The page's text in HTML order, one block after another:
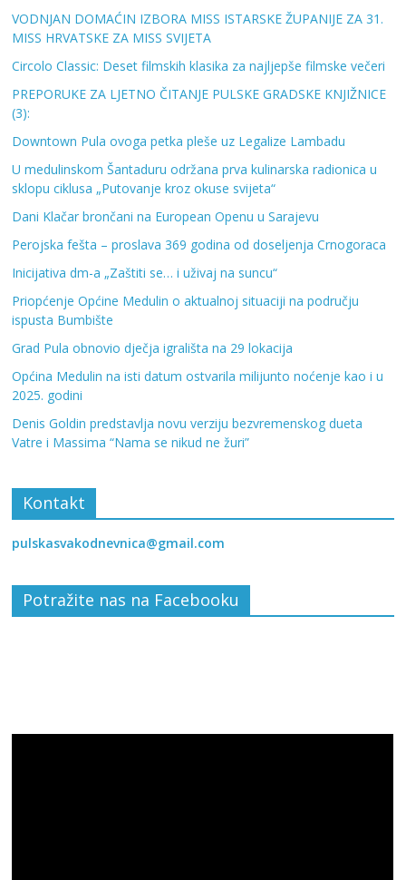
VODNJAN DOMAĆIN IZBORA MISS ISTARSKE ŽUPANIJE ZA 31.
MISS HRVATSKE ZA MISS SVIJETA
Circolo Classic: Deset filmskih klasika za najljepše filmske večeri
PREPORUKE ZA LJETNO ČITANJE PULSKE GRADSKE KNJIŽNICE
(3):
Downtown Pula ovoga petka pleše uz Legalize Lambadu
U medulinskom Šantaduru održana prva kulinarska radionica u
sklopu ciklusa „Putovanje kroz okuse svijeta“
Dani Klačar brončani na European Openu u Sarajevu
Perojska fešta – proslava 369 godina od doseljenja Crnogoraca
Inicijativa dm-a „Zaštiti se… i uživaj na suncu“
Priopćenje Općine Medulin o aktualnoj situaciji na području
ispusta Bumbište
Grad Pula obnovio dječja igrališta na 29 lokacija
Općina Medulin na isti datum ostvarila milijunto noćenje kao i u
2025. godini
Denis Goldin predstavlja novu verziju bezvremenskog dueta
Vatre i Massima “Nama se nikud ne žuri”
Kontakt
pulskasvakodnevnica@gmail.com
Potražite nas na Facebooku